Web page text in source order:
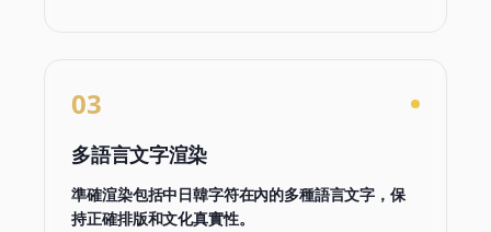
03
多語言文字渲染
準確渲染包括中日韓字符在內的多種語言文字，保
持正確排版和文化真實性。